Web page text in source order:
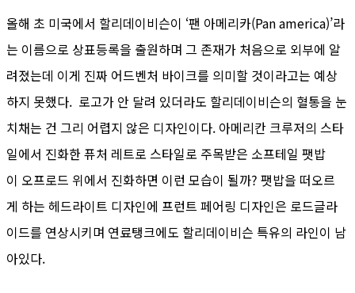
올해 초 미국에서 할리데이비슨이 ‘팬 아메리카(Pan america)’라
는 이름으로 상표등록을 출원하며 그 존재가 처음으로 외부에 알
려졌는데 이게 진짜 어드벤처 바이크를 의미할 것이라고는 예상
하지 못했다. 로고가 안 달려 있더라도 할리데이비슨의 혈통을 눈
치채는 건 그리 어렵지 않은 디자인이다. 아메리칸 크루저의 스타
일에서 진화한 퓨처 레트로 스타일로 주목받은 소프테일 팻밥
이 오프로드 위에서 진화하면 이런 모습이 될까? 팻밥을 떠오르
게 하는 헤드라이트 디자인에 프런트 페어링 디자인은 로드글라
이드를 연상시키며 연료탱크에도 할리데이비슨 특유의 라인이 남
아있다.